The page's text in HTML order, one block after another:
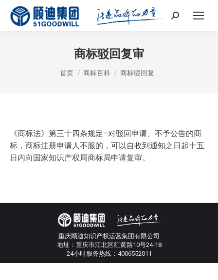
Search:
商标驳回复审
您在这里：
首页 商标百科 商标驳回复…
《商标法》第三十四条规定–对驳回申请、不予公告的商
标，商标注册申请人不服的，可以自收到通知之日起十五
日内向国家知识产权局商标局申请复审。
重庆顾迪知识产权运营集团有限公司
地址：重庆市江北区红黄路10号24-18
24小时服务热线：4006552011